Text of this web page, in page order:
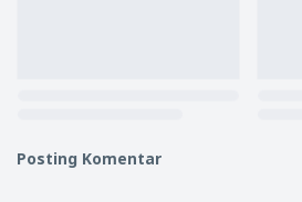
Posting Komentar